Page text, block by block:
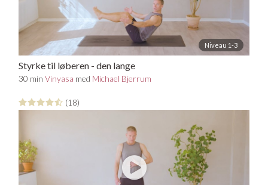
Niveau 1-3
Styrke til løberen - den lange
30 minVinyasa med Michael Bjerrum
(18)